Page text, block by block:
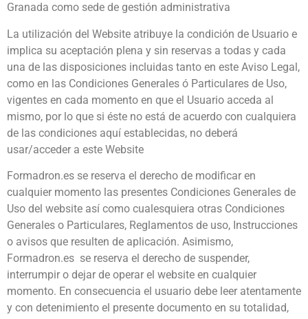
Granada como sede de gestión administrativa
La utilización del Website atribuye la condición de Usuario e
implica su aceptación plena y sin reservas a todas y cada
una de las disposiciones incluidas tanto en este Aviso Legal,
como en las Condiciones Generales ó Particulares de Uso,
vigentes en cada momento en que el Usuario acceda al
mismo, por lo que si éste no está de acuerdo con cualquiera
de las condiciones aquí establecidas, no deberá
usar/acceder a este Website
Formadron.es se reserva el derecho de modificar en
cualquier momento las presentes Condiciones Generales de
Uso del website así como cualesquiera otras Condiciones
Generales o Particulares, Reglamentos de uso, Instrucciones
o avisos que resulten de aplicación. Asimismo,
Formadron.es se reserva el derecho de suspender,
interrumpir o dejar de operar el website en cualquier
momento. En consecuencia el usuario debe leer atentamente
y con detenimiento el presente documento en su totalidad,